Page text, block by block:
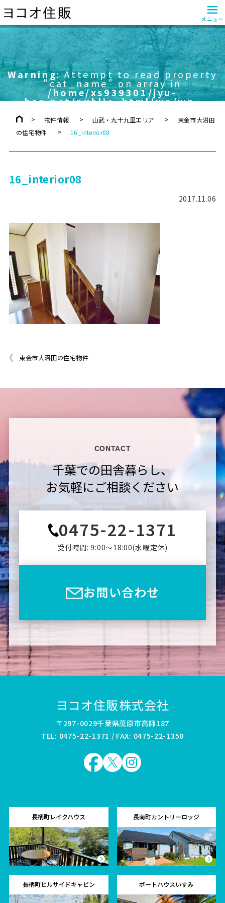
≡
メニュー
Warning: Attempt to read property
"cat_name" on array in
/home/xs939301/jyu-
han.net/public_html/wp/wp-
on line757
物件情報 山武・九十九里エリア
東金市大沼田
の住宅物件
16_interior08
16_interior08
2017.11.06
東金市大沼田の住宅物件
CONTACT
千葉での田舎暮らし、
お気軽にご相談ください
0475-22-1371
受付時間: 9:00〜18:00(⽔曜定休)
お問い合わせ
ヨコオ住販株式会社
〒297-0029千葉県茂原市高師187
TEL: 0475-22-1371 / FAX: 0475-22-1350
長柄町レイクハウス 長南町カントリーロッジ
長柄町ヒルサイドキャビン ポートハウスいすみ